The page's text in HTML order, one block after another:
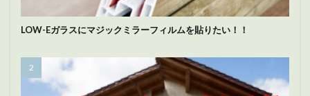
LOW-Eガラスにマジックミラーフィルムを貼りたい！！